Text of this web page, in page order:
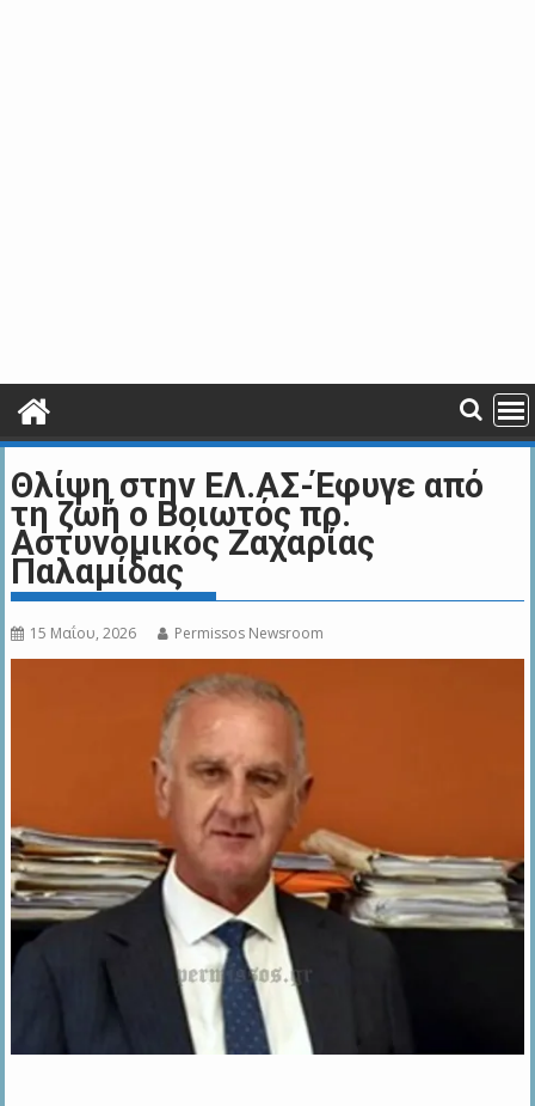
Θλίψη στην EΛ.ΑΣ-Έφυγε από
τη ζωή ο Βοιωτός πρ.
Αστυνομικός Ζαχαρίας
Παλαμίδας
15 Μαΐου, 2026 Permissos Newsroom